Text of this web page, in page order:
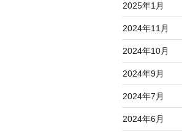
2025年1月
2024年11月
2024年10月
2024年9月
2024年7月
2024年6月